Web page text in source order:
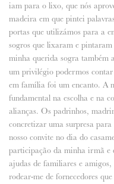
iam para o lixo, que nós
madeira em que pintei
portas que utilizámos para a
sogros que lixaram e pintaram
minha querida sogra também
um privilégio podermos
em família foi um encanto. A
fundamental na escolha e na
alianças. Os padrinhos,
concretizar uma surpresa
nosso convite no dia do
participação da minha irmã e
ajudas de familiares e
rodear-me de fornecedores